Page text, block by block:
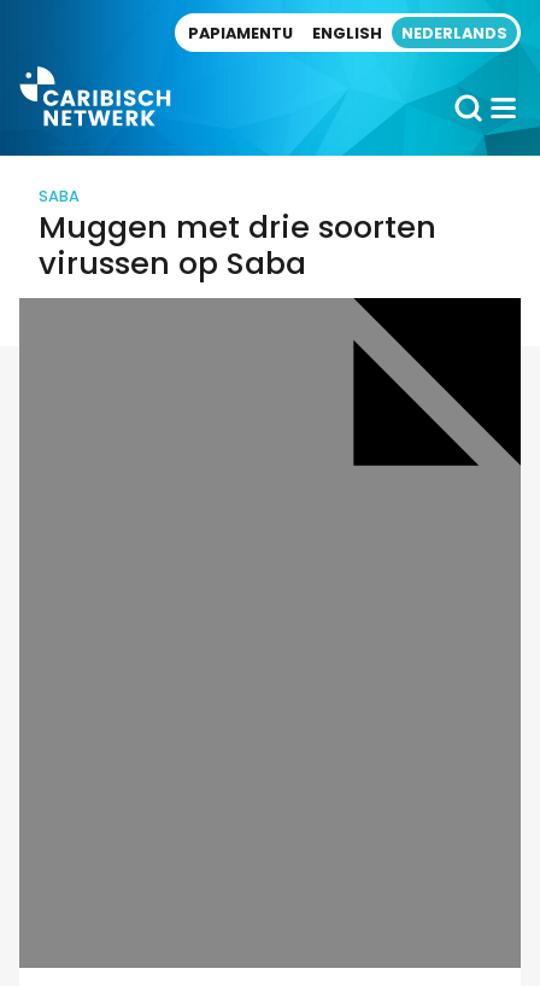
PAPIAMENTU ENGLISH NEDERLANDS
SABA
Muggen met drie soorten
virussen op Saba